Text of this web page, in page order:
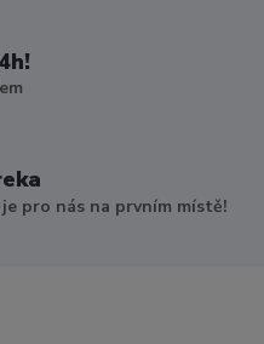
pro nás na prvním místě!